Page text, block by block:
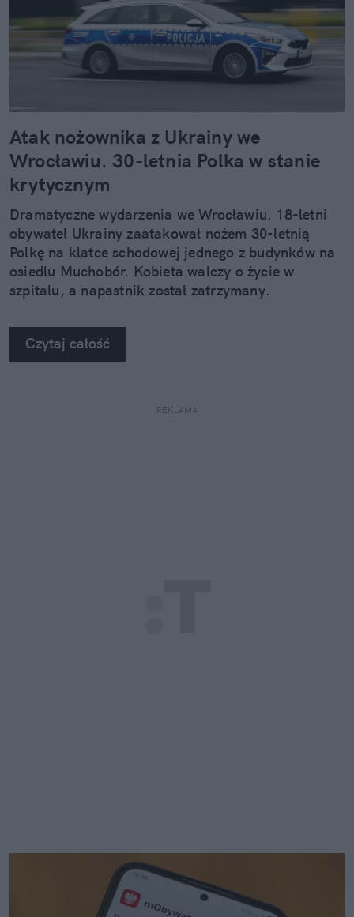
Atak nożownika z Ukrainy we
Wrocławiu. 30-letnia Polka w stanie
krytycznym
Dramatyczne wydarzenia we Wrocławiu. 18-letni
obywatel Ukrainy zaatakował nożem 30-letnią
Polkę na klatce schodowej jednego z budynków na
osiedlu Muchobór. Kobieta walczy o życie w
szpitalu, a napastnik został zatrzymany.
Czytaj całość
REKLAMA